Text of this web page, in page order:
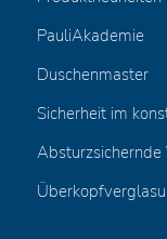
PauliAkademie
Duschenmaster
Sicherheit im
Absturzsichernde